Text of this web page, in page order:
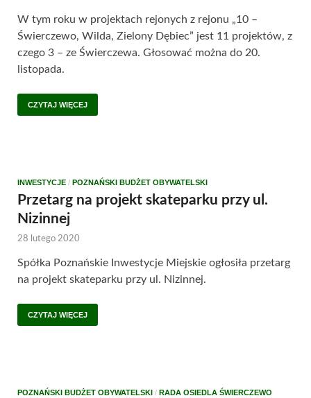
W tym roku w projektach rejonych z rejonu „10 –
Świerczewo, Wilda, Zielony Dębiec” jest 11 projektów, z
czego 3 – ze Świerczewa. Głosować można do 20.
listopada.
CZYTAJ WIĘCEJ
INWESTYCJE / POZNAŃSKI BUDŻET OBYWATELSKI
Przetarg na projekt skateparku przy ul.
Nizinnej
28 lutego 2020
Spółka Poznańskie Inwestycje Miejskie ogłosiła przetarg
na projekt skateparku przy ul. Nizinnej.
CZYTAJ WIĘCEJ
POZNAŃSKI BUDŻET OBYWATELSKI / RADA OSIEDLA ŚWIERCZEWO